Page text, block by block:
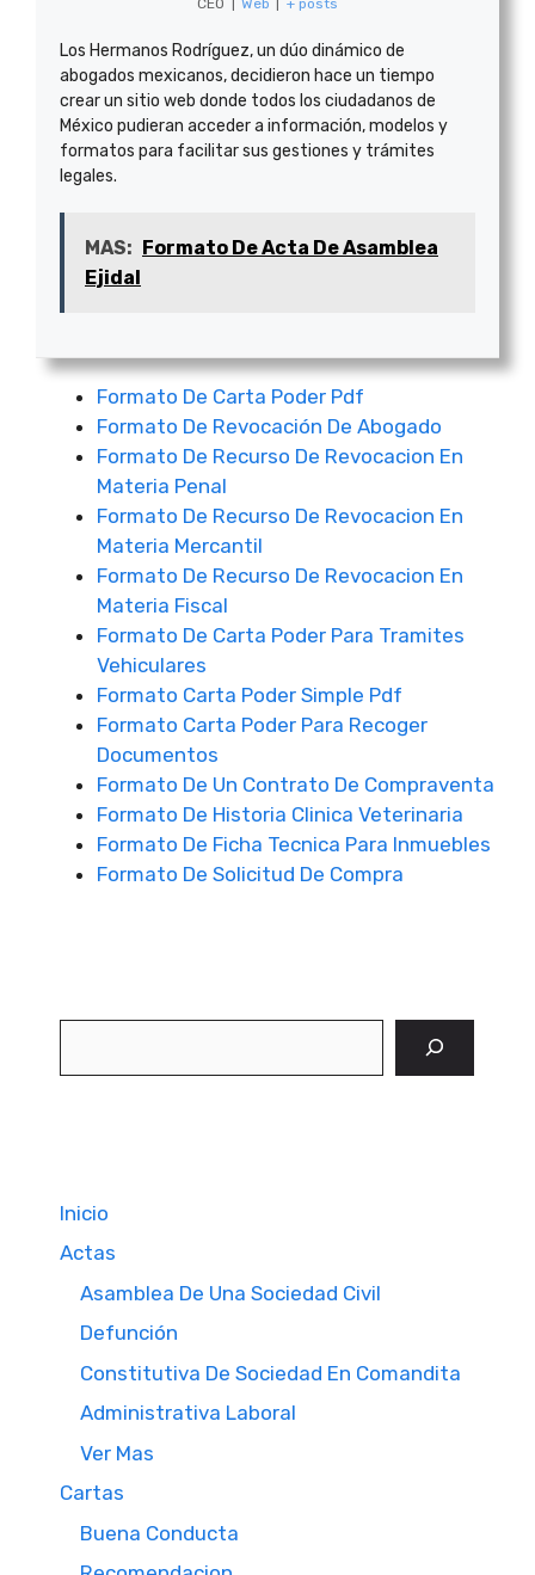
CEO Web + posts
Los Hermanos Rodríguez, un dúo dinámico de
abogados mexicanos, decidieron hace un tiempo
crear un sitio web donde todos los ciudadanos de
México pudieran acceder a información, modelos y
formatos para facilitar sus gestiones y trámites
legales.
MAS: Formato De Acta De Asamblea
Ejidal
Formato De Carta Poder Pdf
Formato De Revocación De Abogado
Formato De Recurso De Revocacion En
Materia Penal
Formato De Recurso De Revocacion En
Materia Mercantil
Formato De Recurso De Revocacion En
Materia Fiscal
Formato De Carta Poder Para Tramites
Vehiculares
Formato Carta Poder Simple Pdf
Formato Carta Poder Para Recoger
Documentos
Formato De Un Contrato De Compraventa
Formato De Historia Clinica Veterinaria
Formato De Ficha Tecnica Para Inmuebles
Formato De Solicitud De Compra
Inicio
Actas
Asamblea De Una Sociedad Civil
Defunción
Constitutiva De Sociedad En Comandita
Administrativa Laboral
Ver Mas
Cartas
Buena Conducta